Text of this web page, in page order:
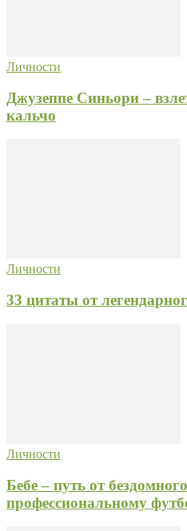
Личности
Джузеппе Синьори –
кальчо
Личности
33 цитаты от
Личности
Бебе – путь от
профессиональному